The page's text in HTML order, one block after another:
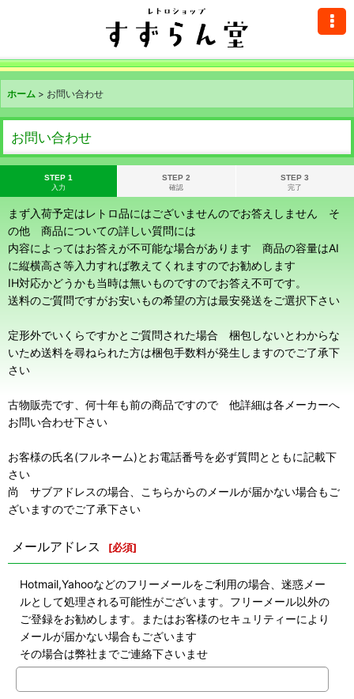
ホーム > お問い合わせ
お問い合わせ
STEP 1
入力
STEP 2
確認
STEP 3
完了
まず入荷予定はレトロ品にはございませんのでお答えしません そ
の他 商品についての詳しい質問には
内容によってはお答えが不可能な場合があります 商品の容量はAI
に縦横高さ等入力すれば教えてくれますのでお勧めします
IH対応かどうかも当時は無いものですのでお答え不可です。
送料のご質問ですがお安いもの希望の方は最安発送をご選択下さい
定形外でいくらですかとご質問された場合 梱包しないとわからな
いため送料を尋ねられた方は梱包手数料が発生しますのでご了承下
さい
古物販売です、何十年も前の商品ですので 他詳細は各メーカーへ
お問い合わせ下さい
お客様の氏名(フルネーム)とお電話番号を必ず質問とともに記載下
さい
尚 サブアドレスの場合、こちらからのメールが届かない場合もご
ざいますのでご了承下さい
メールアドレス [必須]
Hotmail,Yahooなどのフリーメールをご利用の場合、迷惑メー
ルとして処理される可能性がございます。フリーメール以外の
ご登録をお勧めします。またはお客様のセキュリティーにより
メールが届かない場合もございます
その場合は弊社までご連絡下さいませ